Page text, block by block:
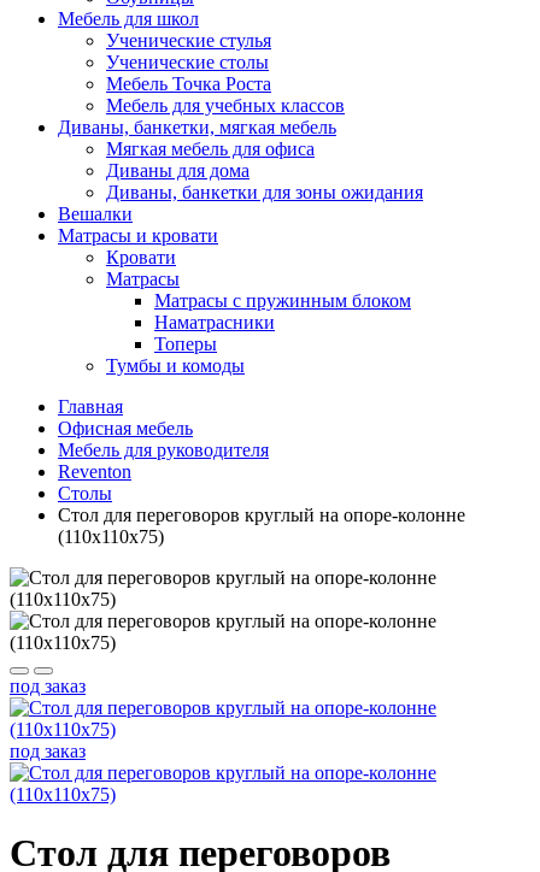
Мебель для школ
Ученические стулья
Ученические столы
Мебель Точка Роста
Мебель для учебных классов
Диваны, банкетки, мягкая мебель
Мягкая мебель для офиса
Диваны для дома
Диваны, банкетки для зоны ожидания
Вешалки
Матрасы и кровати
Кровати
Матрасы
Матрасы с пружинным блоком
Наматрасники
Топеры
Тумбы и комоды
Главная
Офисная мебель
Мебель для руководителя
Reventon
Столы
Стол для переговоров круглый на опоре-колонне
(110x110x75)
под заказ
под заказ
Стол для переговоров